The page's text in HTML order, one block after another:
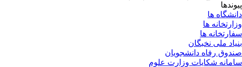
پیوندها
دانشگاه ها
وزارتخانه ها
سفارتخانه ها
بنیاد ملی نخبگان
صندوق رفاه دانشجویان
سامانه شکایات وزارت علوم